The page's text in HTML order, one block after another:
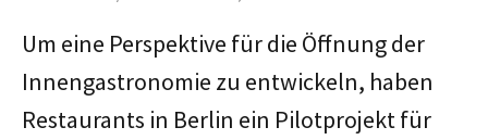
Um eine Perspektive für die Öffnung der
Innengastronomie zu entwickeln, haben
Restaurants in Berlin ein Pilotprojekt für